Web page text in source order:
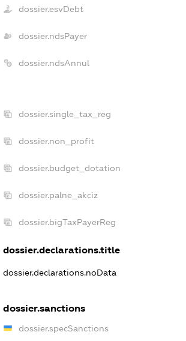
dossier.esvDebt
dossier.ndsPayer
dossier.ndsAnnul
dossier.single_tax_reg
dossier.non_profit
dossier.budget_dotation
dossier.palne_akciz
dossier.bigTaxPayerReg
dossier.declarations.title
dossier.declarations.noData
dossier.sanctions
dossier.specSanctions